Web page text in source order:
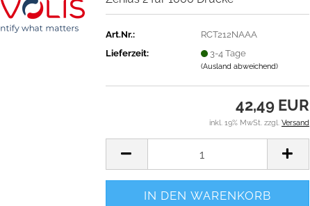
Art.Nr.:
RCT212NAAA
Lieferzeit:
3-4 Tage
(Ausland abweichend)
42,49 EUR
inkl. 19% MwSt. zzgl. Versand